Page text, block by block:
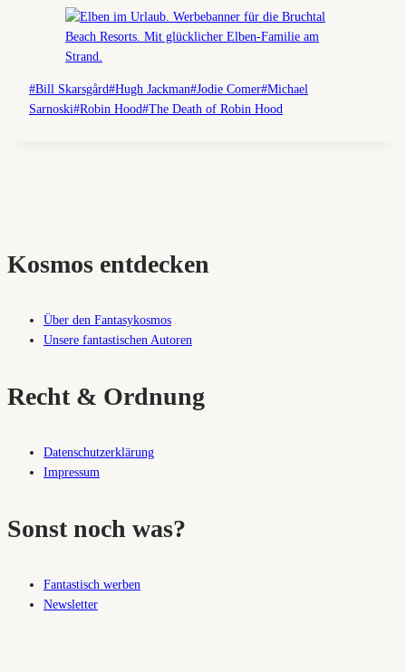
Schlagworte:
#Bill Skarsgård#Hugh Jackman#Jodie Comer#Michael
Sarnoski#Robin Hood#The Death of Robin Hood
Kosmos entdecken
Über den Fantasykosmos
Unsere fantastischen Autoren
Recht & Ordnung
Datenschutzerklärung
Impressum
Sonst noch was?
Fantastisch werben
Newsletter